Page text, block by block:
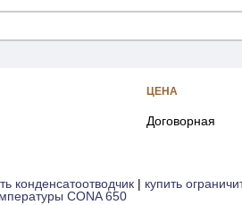
ЦЕНА
Договорная
конденсатоотводчик | купить
CONA 650